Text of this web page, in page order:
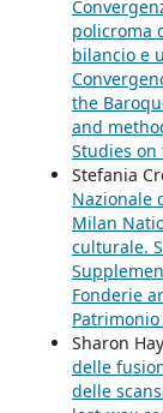
policroma
bilancio e
the
and
Studies on
Stefania
Nazionale
Milan
culturale.
Fonderie
Patrimonio
Sharon
delle
delle